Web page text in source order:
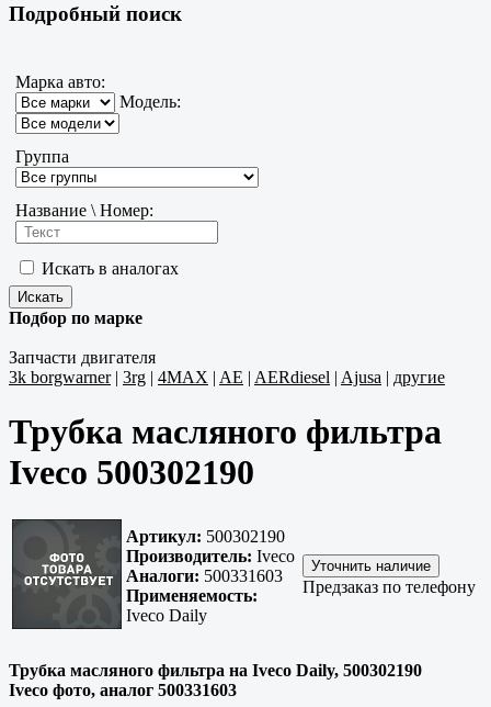
Подробный поиск
Марка авто:
Модель:
Группа
Название \ Номер:
Искать в аналогах
Подбор по марке
Запчасти двигателя
3k borgwarner| 3rg | 4MAX | AE | AERdiesel | Ajusa | другие
Трубка масляного фильтра
Iveco 500302190
Артикул: 500302190
Производитель: Iveco
Аналоги: 500331603
Применяемость:
Iveco Daily
Предзаказ по телефону
Трубка масляного фильтра на Iveco Daily, 500302190
Iveco фото, аналог 500331603